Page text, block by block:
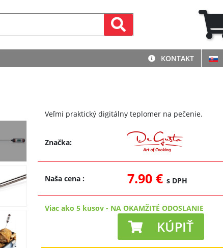
KONTAKT
Veľmi praktický digitálny teplomer na pečenie.
Značka:
Naša cena: 7.90 €s DPH
Viac ako 5 kusov - NA OKAMŽITÉ ODOSLANIE
KÚPIŤ